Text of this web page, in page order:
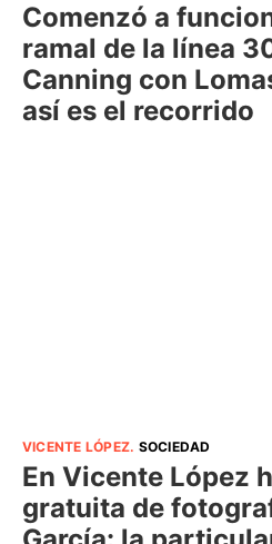
Comenzó a
ramal de la línea
Canning con
así es el recorrido
VICENTE LÓPEZ. SOCIEDAD
En Vicente López
gratuita de